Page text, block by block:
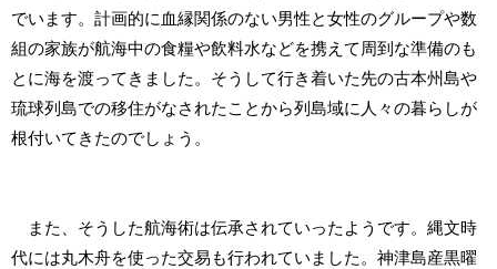
でいます。計画的に血縁関係のない男性と女性のグループや数
組の家族が航海中の食糧や飲料水などを携えて周到な準備のも
とに海を渡ってきました。そうして行き着いた先の古本州島や
琉球列島での移住がなされたことから列島域に人々の暮らしが
根付いてきたのでしょう。
また、そうした航海術は伝承されていったようです。縄文時
代には丸木舟を使った交易も行われていました。神津島産黒曜